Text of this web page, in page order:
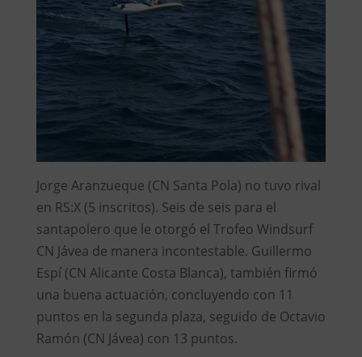
Jorge Aranzueque (CN Santa Pola) no tuvo rival
en RS:X (5 inscritos). Seis de seis para el
santapolero que le otorgó el Trofeo Windsurf
CN Jávea de manera incontestable. Guillermo
Espí (CN Alicante Costa Blanca), también firmó
una buena actuación, concluyendo con 11
puntos en la segunda plaza, seguido de Octavio
Ramón (CN Jávea) con 13 puntos.